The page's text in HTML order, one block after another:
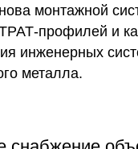
монтажной
профилей и
инженерных
металла.